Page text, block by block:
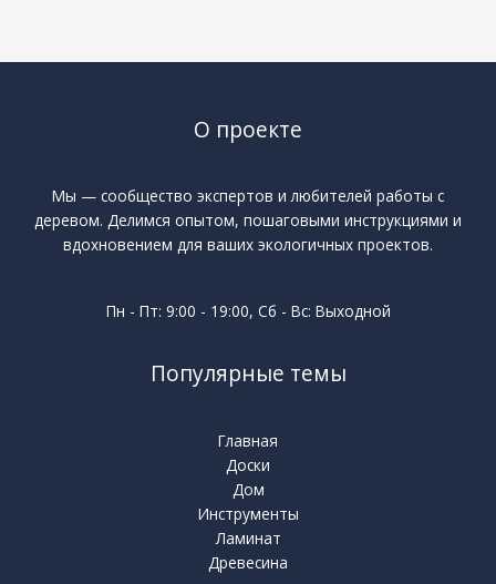
О проекте
Мы — сообщество экспертов и любителей работы с
деревом. Делимся опытом, пошаговыми инструкциями и
вдохновением для ваших экологичных проектов.
Пн - Пт: 9:00 - 19:00, Сб - Вс: Выходной
Популярные темы
Главная
Доски
Дом
Инструменты
Ламинат
Древесина